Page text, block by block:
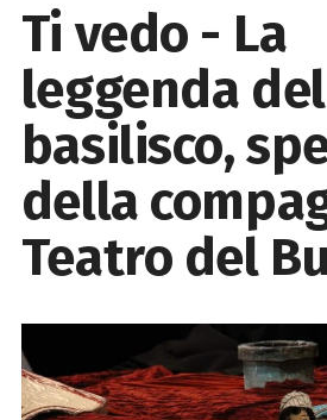
Ti vedo - La
leggenda del
basilisco,
della
Teatro del